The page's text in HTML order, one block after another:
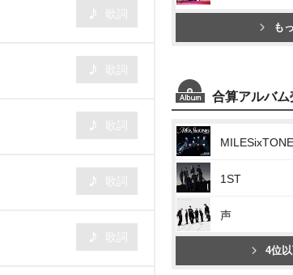
も
合算アルバ
1ST
声
4位